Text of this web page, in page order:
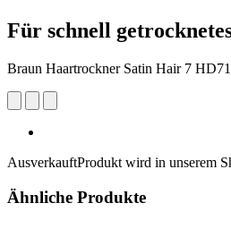
Für schnell
Braun Haartrockner Satin Hair 7
AusverkauftProdukt wird in unserem
Ähnliche Produkte